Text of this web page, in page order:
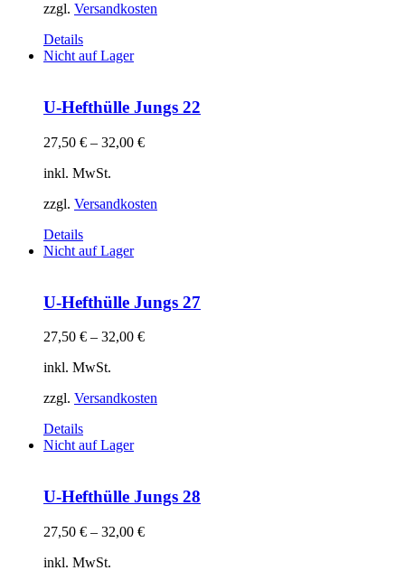
zzgl. Versandkosten
Details
Nicht auf Lager
U-Hefthülle Jungs 22
27,50 € – 32,00 €
inkl. MwSt.
zzgl. Versandkosten
Details
Nicht auf Lager
U-Hefthülle Jungs 27
27,50 € – 32,00 €
inkl. MwSt.
zzgl. Versandkosten
Details
Nicht auf Lager
U-Hefthülle Jungs 28
27,50 € – 32,00 €
inkl. MwSt.